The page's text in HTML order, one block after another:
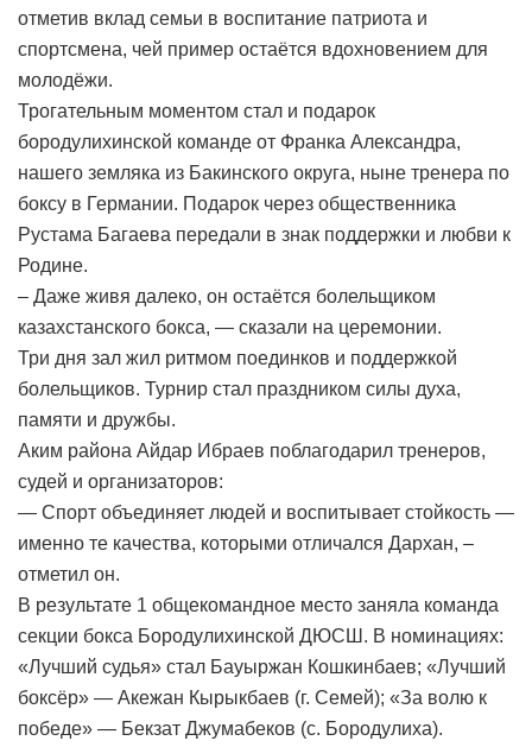
отметив вклад семьи в воспитание патриота и
спортсмена, чей пример остаётся вдохновением для
молодёжи.
Трогательным моментом стал и подарок
бородулихинской команде от Франка Александра,
нашего земляка из Бакинского округа, ныне тренера по
боксу в Германии. Подарок через общественника
Рустама Багаева передали в знак поддержки и любви к
Родине.
– Даже живя далеко, он остаётся болельщиком
казахстанского бокса, — сказали на церемонии.
Три дня зал жил ритмом поединков и поддержкой
болельщиков. Турнир стал праздником силы духа,
памяти и дружбы.
Аким района Айдар Ибраев поблагодарил тренеров,
судей и организаторов:
— Спорт объединяет людей и воспитывает стойкость —
именно те качества, которыми отличался Дархан, –
отметил он.
В результате 1 общекомандное место заняла команда
секции бокса Бородулихинской ДЮСШ. В номинациях:
«Лучший судья» стал Бауыржан Кошкинбаев; «Лучший
боксёр» — Акежан Кырыкбаев (г. Семей); «За волю к
победе» — Бекзат Джумабеков (с. Бородулиха).